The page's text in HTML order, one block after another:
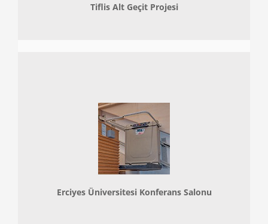
Tiflis Alt Geçit Projesi
Erciyes Üniversitesi Konferans Salonu